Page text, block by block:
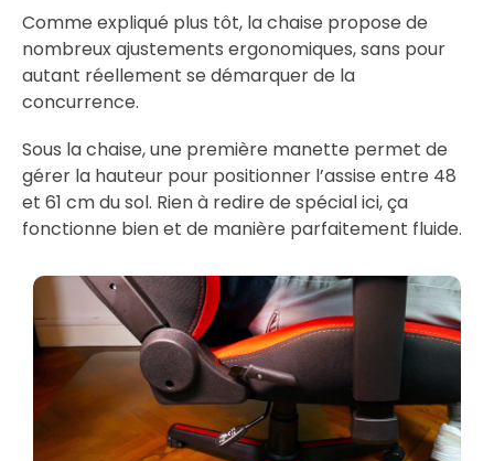
Comme expliqué plus tôt, la chaise propose de
nombreux ajustements ergonomiques, sans pour
autant réellement se démarquer de la
concurrence.
Sous la chaise, une première manette permet de
gérer la hauteur pour positionner l’assise entre 48
et 61 cm du sol. Rien à redire de spécial ici, ça
fonctionne bien et de manière parfaitement fluide.